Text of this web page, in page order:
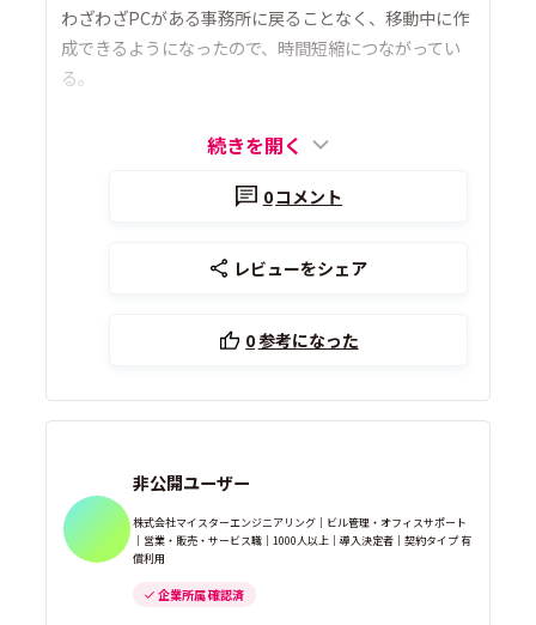
わざわざPCがある事務所に戻ることなく、移動中に作
成できるようになったので、時間短縮につながってい
る。
続きを開く
0コメント
レビューをシェア
0参考になった
非公開ユーザー
株式会社マイスターエンジニアリング｜ビル管理・オフィスサポート
｜営業・販売・サービス職｜1000人以上｜導入決定者｜契約タイプ 有
償利用
企業所属 確認済